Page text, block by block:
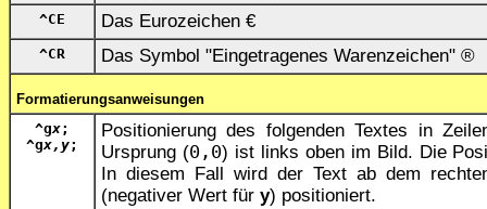
^CE Das Eurozeichen €
^CR Das Symbol "Eingetragenes Warenzeichen" ®
Formatierungsanweisungen
^gx;
^gx,y;
Positionierung des folgenden Textes in
Ursprung (0,0) ist links oben im Bild. Die
In diesem Fall wird der Text ab dem
(negativer Wert für y) positioniert.